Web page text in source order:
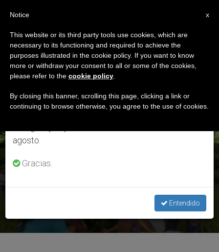
ETIQUETA
Posts Tagged
‘laudato Si’
ÚLTIMAS NOTICIAS
Movimento Católico por el Clima lanza curso de Animadores
Laudato si’
×
Aviso importante
Del 27 de julio al 7 de agosto haremos la pausa
anual, aprovechando que en el periodo de verano
se generan menos informaciones y también el
agosto.
Gracias.
Entendido
x
Notice
This website or its third party tools use cookies, which are
necessary to its functioning and required to achieve the
purposes illustrated in the cookie policy. If you want to know
more or withdraw your consent to all or some of the cookies,
please refer to the cookie policy
By closing this banner, scrolling this page, clicking a link or
continuing to browse otherwise, you agree to the use of cookies.